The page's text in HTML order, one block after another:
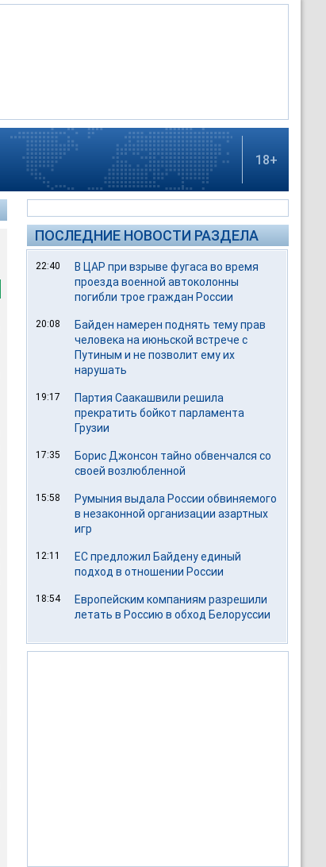
18+
ПОСЛЕДНИЕ НОВОСТИ РАЗДЕЛА
22:40
В ЦАР при взрыве фугаса во время
проезда военной автоколонны
погибли трое граждан России
20:08
Байден намерен поднять тему прав
человека на июньской встрече с
Путиным и не позволит ему их
нарушать
19:17
Партия Саакашвили решила
прекратить бойкот парламента
Грузии
17:35
Борис Джонсон тайно обвенчался со
своей возлюбленной
15:58
Румыния выдала России обвиняемого
в незаконной организации азартных
игр
12:11
ЕС предложил Байдену единый
подход в отношении России
18:54
Европейским компаниям разрешили
летать в Россию в обход Белоруссии